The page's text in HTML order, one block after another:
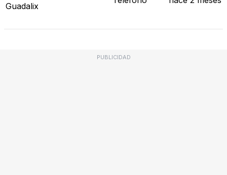
Guadalix
PUBLICIDAD